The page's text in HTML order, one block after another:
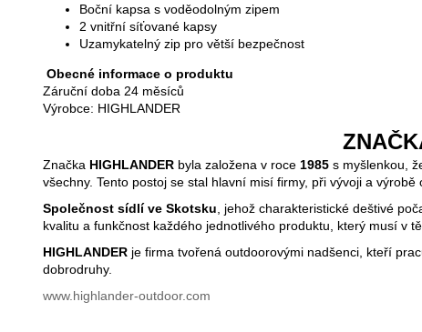
Boční kapsa s voděodolným zipem
2 vnitřní síťované kapsy
Uzamykatelný zip pro větší bezpečnost
Obecné informace o produktu
Záruční doba 24 měsíců
Výrobce: HIGHLANDER
Značka HIGHLANDER byla založena v roce 1985 s myšlenkou,
všechny. Tento postoj se stal hlavní misí firmy, při vývoji a
Společnost sídlí ve Skotsku , jehož charakteristické deštivé
kvalitu a funkčnost každého jednotlivého produktu, který musí v
HIGHLANDER je firma tvořená outdoorovými nadšenci, kteří
dobrodruhy.
www.highlander-outdoor.com